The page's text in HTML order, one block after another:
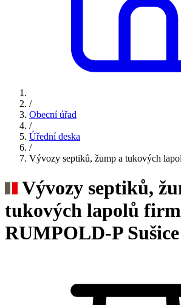
/
Obecní úřad
/
Úřední deska
/
Vývozy septiků, žump a tukových
Vývozy septiků,
tukových lapolů
RUMPOLD-P Sušice